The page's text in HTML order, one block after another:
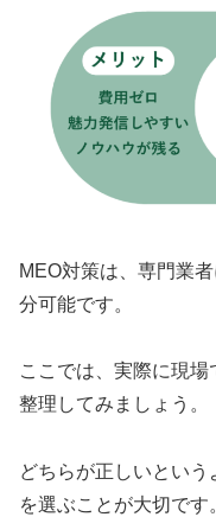
MEO対策は、専門業
分可能です。
ここでは、実際に現場
整理してみましょう。
どちらが正しいとい
を選ぶことが大切です